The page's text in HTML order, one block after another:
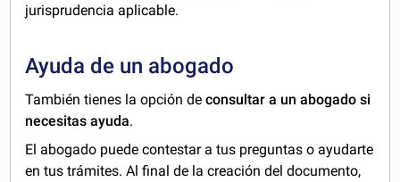
jurisprudencia aplicable.
Ayuda de un abogado
También tienes la opción deconsultar a un abogado si
necesitas ayuda.
El abogado puede contestar a tus preguntas o ayudarte
en tus trámites. Al final de la creación del documento,